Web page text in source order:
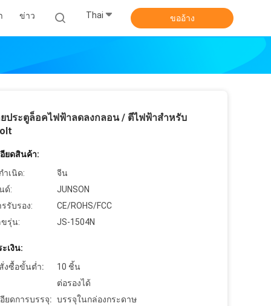
ข่าว Thai ขออ้าง
ประตูล็อคไฟฟ้าลดลงกลอน / ตีไฟฟ้าสำหรับ
ยดสินค้า:
ำเนิด:
จีน
ด์:
JUNSON
รับรอง:
CE/ROHS/FCC
ขรุ่น:
JS-1504N
เงิน:
งซื้อขั้นต่ำ:
10 ชิ้น
ต่อรองได้
ยดการบรรจุ: บรรจุในกล่องกระดาษ